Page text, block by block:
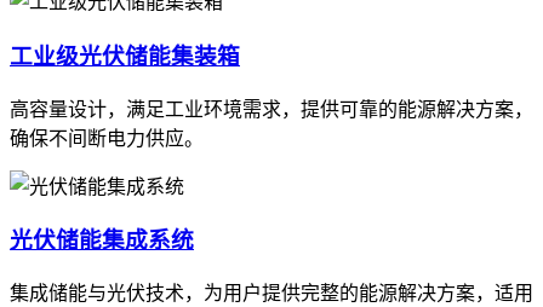
工业级光伏储能集装箱
高容量设计，满足工业环境需求，提供可靠的能源解决方案，
确保不间断电力供应。
光伏储能集成系统
集成储能与光伏技术，为用户提供完整的能源解决方案，适用